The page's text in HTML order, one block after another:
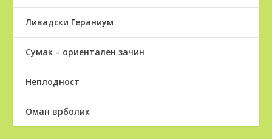
Ливадски Гераниум
Сумак – ориентален зачин
Неплодност
Оман врболик